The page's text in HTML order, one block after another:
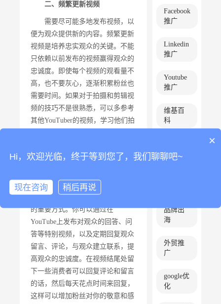
二、频繁更新视频
需要尽可能多地发布视频，以
便为观众提供新的内容。频繁更新
视频是培养忠实观众的关键。不能
只依赖以前发布的视频赢得观众的
忠诚度。即使每个视频的观看量不
高，也不要灰心，逐渐积累粉丝也
需要时间。如果对于拍摄和剪辑视
频的技巧不是很熟悉，可以多参考
其他YouTuber的视频，学习他们拍
三、积极与观众互动
与观众的互动是建立忠实观众
的重要方式。你可以通过在
YouTube上发布对观众的回答、问
答等特别视频，以及定期回复观众
留言、评论，与观众建立联系，提
高观众的忠诚度。在视频结尾处留
下一些消费者可以回复评论和留言
的话，然后每天花点时间来回复，
这样可以增加粉丝对你的敬意和感
Facebook
推广
Linkedin
推广
Youtube
推广
维基百
科
闻稿
品牌出
海
外贸推
广
google优
化
×
Hi，欢迎光临，终于等到您了，我们聊聊吧~
现在咨询 稍后再说